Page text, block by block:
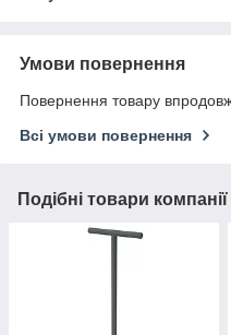
Умови повернення
Повернення товару
Всі умови повернення
Подібні товари компанії